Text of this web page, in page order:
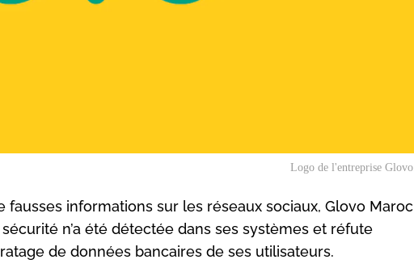
Logo de l'entreprise Glovo.
informations sur les réseaux sociaux, Glovo Maroc
n’a été détectée dans ses systèmes et réfute
de données bancaires de ses utilisateurs.